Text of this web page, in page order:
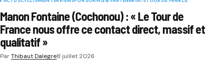
Manon Fontaine (Cochonou) : « Le Tour de
France nous offre ce contact direct, massif et
qualitatif »
ParThibaut Dalegre8 juillet 2026